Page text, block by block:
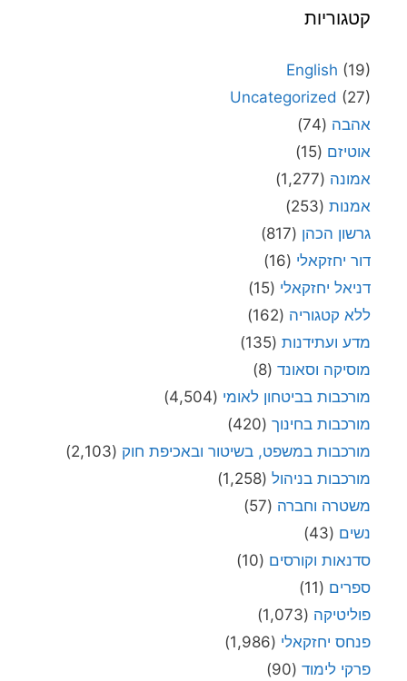
קטגוריות
English (19)
Uncategorized (27)
אהבה (74)
אוטיזם (15)
אמונה (1,277)
אמנות (253)
גרשון הכהן (817)
דור יחזקאלי (16)
דניאל יחזקאלי (15)
ללא קטגוריה (162)
מדע ועתידנות (135)
מוסיקה וסאונד (8)
מורכבות בביטחון לאומי (4,504)
מורכבות בחינוך (420)
מורכבות במשפט, בשיטור ובאכיפת חוק (2,103)
מורכבות בניהול (1,258)
משטרה וחברה (57)
נשים (43)
סדנאות וקורסים (10)
ספרים (11)
פוליטיקה (1,073)
פנחס יחזקאלי (1,986)
פרקי לימוד (90)